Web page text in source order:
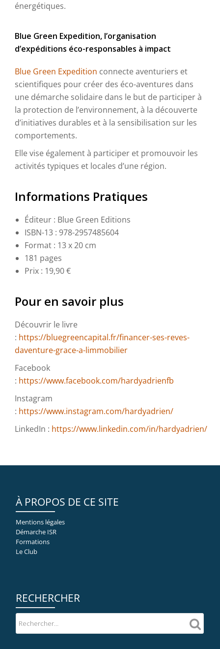
énergétiques.
Blue Green Expedition, l’organisation
d’expéditions éco-responsables à impact
Blue Green Expedition connecte aventuriers et
scientifiques pour créer des éco-aventures dans
une démarche solidaire dans le but de participer à
la protection de l’environnement, à la découverte
d’initiatives durables et à la sensibilisation sur les
comportements.
Elle vise également à participer et promouvoir les
activités typiques et locales d’une région.
Informations Pratiques
Éditeur : Blue Green Editions
ISBN-13 : 978-2957485604
Format : 13 x 20 cm
181 pages
Prix : 19,90 €
Pour en savoir plus
Découvrir le livre
: https://bluegreencapital.fr/financer-ses-reves-
daventure-grace-a-limmobilier
Facebook
: https://www.facebook.com/hardyadrienfb
Instagram
: https://www.instagram.com/hardyadrien/
LinkedIn : https://www.linkedin.com/in/hardyadrien/
À PROPOS DE CE SITE
Mentions légales
Démarche ISR
Formations
Le Club
RECHERCHER